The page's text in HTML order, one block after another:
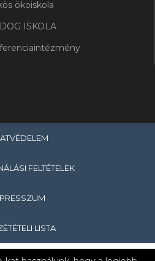
ökoiskola
ISKOLA
FELTÉTELEK
LISTA